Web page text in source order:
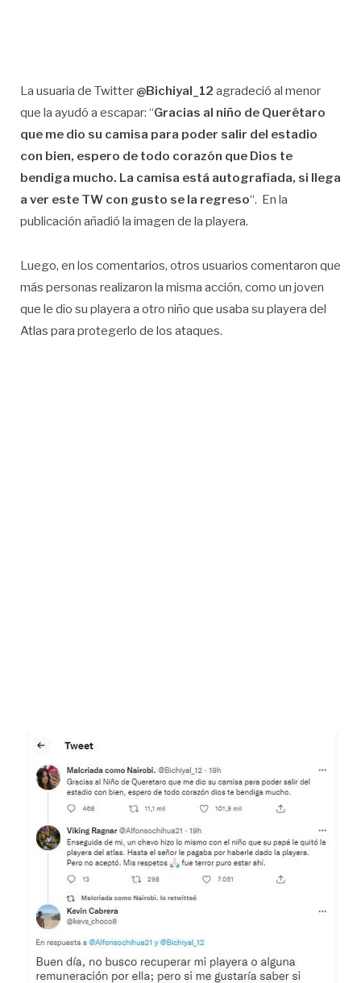
La usuaria de Twitter@Bichiyal_12 agradeció al menor
que la ayudó a escapar: “Gracias al niño de Querétaro
que me dio su camisa para poder salir del estadio
con bien, espero de todo corazón que Dios te
bendiga mucho. La camisa está autografiada, si llega
a ver este TW con gusto se la regreso“. En la
publicación añadió la imagen de la playera.
Luego, en los comentarios, otros usuarios comentaron que
más personas realizaron la misma acción, como un joven
que le dio su playera a otro niño que usaba su playera del
Atlas para protegerlo de los ataques.